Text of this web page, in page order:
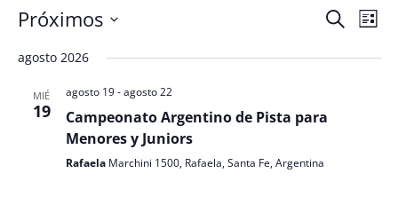
vistas
de
Buscar
de
Lista
Próximos
fecha.
agosto 2026
MIÉ
19
agosto 19-agosto 22
Campeonato Argentino de Pista para
Menores y Juniors
Rafaela Marchini 1500, Rafaela, Santa Fe, Argentina